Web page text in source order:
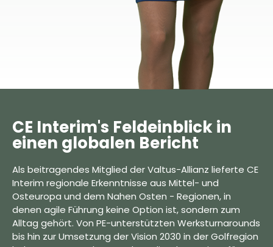
CE Interim's Feldeinblick in
einen globalen Bericht
Als beitragendes Mitglied der Valtus-Allianz lieferte CE
Interim regionale Erkenntnisse aus Mittel- und
Osteuropa und dem Nahen Osten - Regionen, in
denen agile Führung keine Option ist, sondern zum
Alltag gehört. Von PE-unterstützten Werksturnarounds
bis hin zur Umsetzung der Vision 2030 in der Golfregion